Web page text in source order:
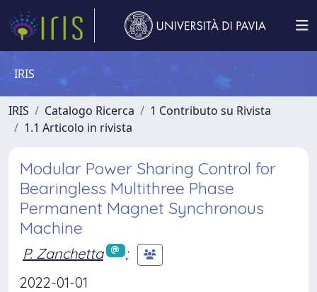
IRIS
IRIS Catalogo Ricerca
1 Contributo su Rivista
1.1 Articolo in rivista
Modular Power Sharing Control for
Bearingless Multithree Phase
Permanent Magnet Synchronous
Machine
P. Zanchetta
;
2022-01-01